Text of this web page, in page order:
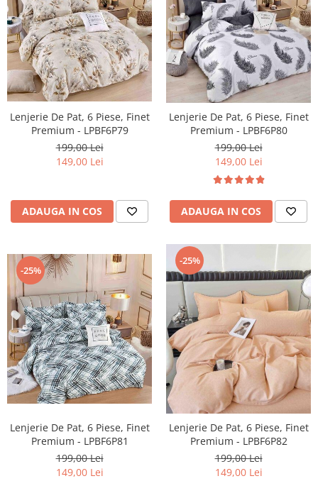
Lenjerie De Pat, 6 Piese, Finet
Premium - LPBF6P79
199,00 Lei
149,00 Lei
ADAUGA IN COS
Lenjerie De Pat, 6 Piese, Finet
Premium - LPBF6P80
199,00 Lei
149,00 Lei
ADAUGA IN COS
-25%
Lenjerie De Pat, 6 Piese, Finet
Premium - LPBF6P81
199,00 Lei
149,00 Lei
-25%
Lenjerie De Pat, 6 Piese, Finet
Premium - LPBF6P82
199,00 Lei
149,00 Lei